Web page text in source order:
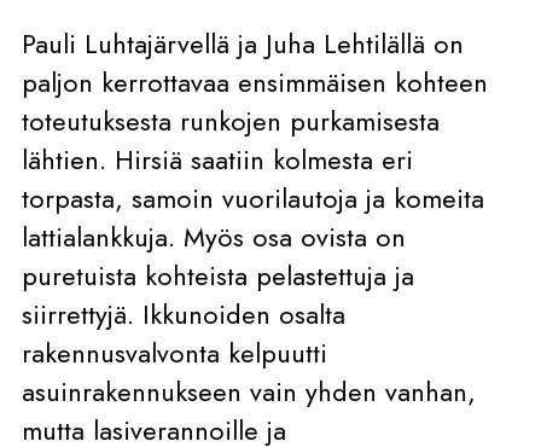
Pauli Luhtajärvellä ja Juha Lehtilällä on
paljon kerrottavaa ensimmäisen kohteen
toteutuksesta runkojen purkamisesta
lähtien. Hirsiä saatiin kolmesta eri
torpasta, samoin vuorilautoja ja komeita
lattialankkuja. Myös osa ovista on
puretuista kohteista pelastettuja ja
siirrettyjä. Ikkunoiden osalta
rakennusvalvonta kelpuutti
asuinrakennukseen vain yhden vanhan,
mutta lasiverannoille ja